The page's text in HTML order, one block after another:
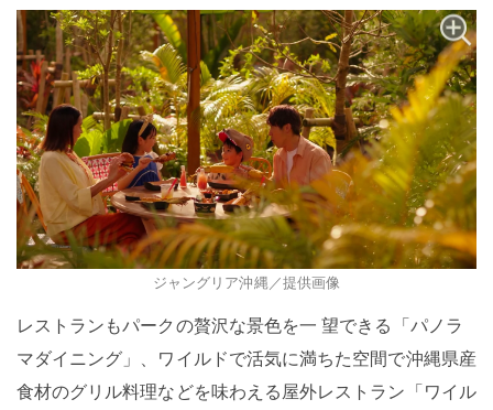
ジャングリア沖縄／提供画像
レストランもパークの贅沢な景色を一 望できる「パノラ
マダイニング」、ワイルドで活気に満ちた空間で沖縄県産
食材のグリル料理などを味わえる屋外レストラン「ワイル